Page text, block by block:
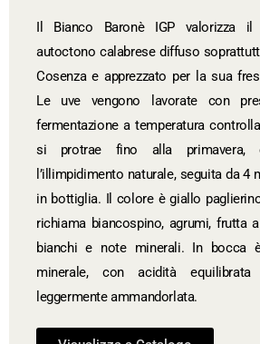
Il Bianco Baronè IGP valorizza il
autoctono calabrese diffuso
Cosenza e apprezzato per la sua
Le uve vengono lavorate con
fermentazione a temperatura
si protrae fino alla primavera,
l’illimpidimento naturale, seguita da 4
in bottiglia. Il colore è giallo
richiama biancospino, agrumi, frutta
bianchi e note minerali. In bocca
minerale, con acidità
leggermente ammandorlata.